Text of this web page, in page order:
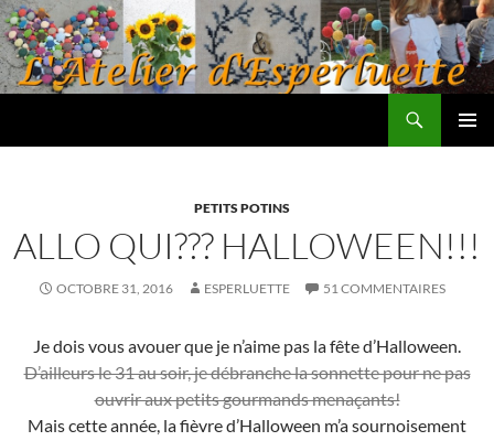
Aller
au
contenu
PETITS POTINS
ALLO QUI??? HALLOWEEN!!!
OCTOBRE 31, 2016 ESPERLUETTE 51 COMMENTAIRES
Je dois vous avouer que je n’aime pas la fête d’Halloween.
D’ailleurs le 31 au soir, je débranche la sonnette pour ne pas
ouvrir aux petits gourmands menaçants!
Mais cette année, la fièvre d’Halloween m’a sournoisement